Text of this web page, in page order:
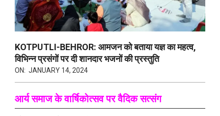
KOTPUTLI-BEHROR: आमजन को बताया यज्ञ का महत्व,
विभिन्न प्रसंगों पर दी शानदार भजनों की प्रस्तुति
ON: JANUARY 14, 2024
आर्य समाज के वार्षिकोत्सव पर वैदिक सत्संग